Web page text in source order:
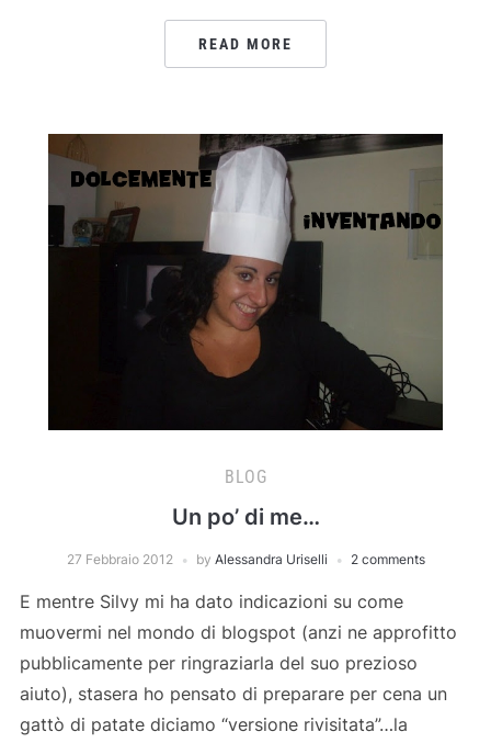
READ MORE
BLOG
Un po’ di me…
27 Febbraio 2012 by Alessandra Uriselli 2 comments
E mentre Silvy mi ha dato indicazioni su come
muovermi nel mondo di blogspot (anzi ne approfitto
pubblicamente per ringraziarla del suo prezioso
aiuto), stasera ho pensato di preparare per cena un
gattò di patate diciamo “versione rivisitata”…la